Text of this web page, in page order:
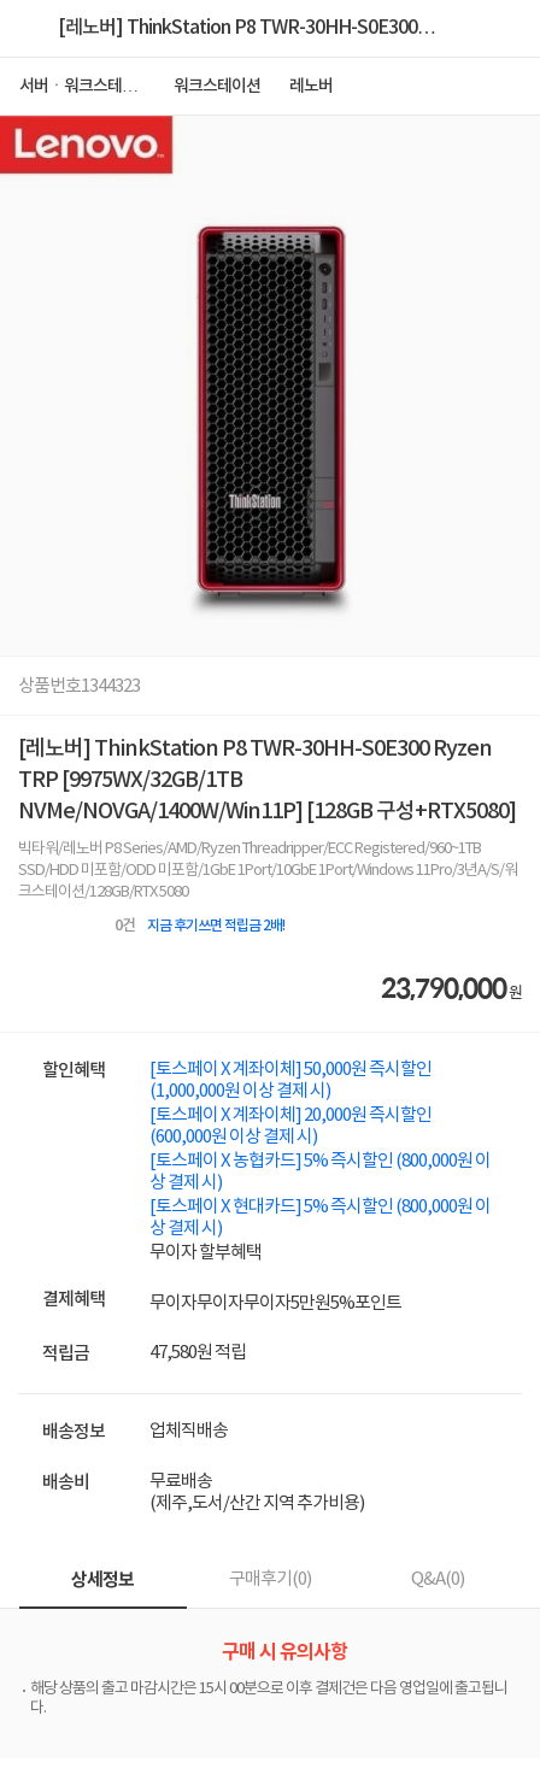
[레노버] ThinkStation P8 TWR-30HH-S0E300
NVMe/NOVGA/1400W/Win11P] [128GB 구성
+RTX5080]
서버ㆍ워크스테이
워크스테이션 레노버
상품번호1344323
[레노버] ThinkStation P8 TWR-30HH-S0E300 Ryzen
TRP [9975WX/32GB/1TB
NVMe/NOVGA/1400W/Win11P] [128GB 구성+RTX5080]
빅타워/레노버 P8 Series/AMD/Ryzen Threadripper/ECC Registered/960~1TB
SSD/HDD 미포함/ODD 미포함/1GbE 1Port/10GbE 1Port/Windows 11Pro/3년A/S/워
크스테이션/128GB/RTX 5080
0건 지금 후기쓰면 적립금 2배!
23,790,000원
할인혜택
[토스페이 X 계좌이체] 50,000원 즉시할인
(1,000,000원 이상 결제 시)
[토스페이 X 계좌이체] 20,000원 즉시할인
(600,000원 이상 결제 시)
[토스페이 X 농협카드] 5% 즉시할인 (800,000원 이
상 결제 시)
[토스페이 X 현대카드] 5% 즉시할인 (800,000원 이
상 결제 시)
무이자 할부혜택
결제혜택 무이자무이자무이자5만원5%포인트
적립금 47,580원 적립
배송정보 업체직배송
배송비
무료배송
(제주,도서/산간 지역 추가비용)
상세정보 구매후기(0) Q&A(0)
구매 시 유의사항
해당 상품의 출고 마감시간은 15시 00분으로 이후 결제건은 다음 영업일에 출고됩니
다.